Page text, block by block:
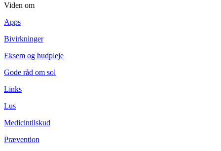
Viden om
Apps
Bivirkninger
Eksem og hudpleje
Gode råd om sol
Links
Lus
Medicintilskud
Prævention